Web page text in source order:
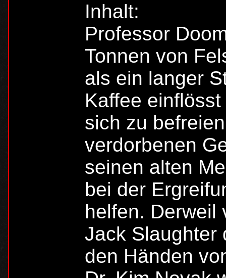
Inhalt:
Professor
Tonnen von
als ein langer
Kaffee
sich zu
verdorbenen
seinen alten
bei der
helfen. Derweil
Jack Slaughter
den Händen